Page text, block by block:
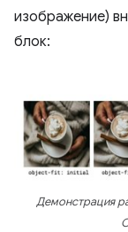
изображение)
блок:
Демонстрация